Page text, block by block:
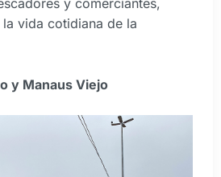
y comerciantes,
vida cotidiana de la
y Manaus Viejo